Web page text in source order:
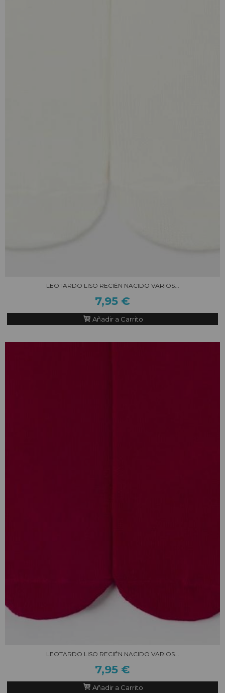
LEOTARDO LISO RECIÉN NACIDO VARIOS...
7,95 €
Añadir a Carrito
LEOTARDO LISO RECIÉN NACIDO VARIOS...
7,95 €
Añadir a Carrito